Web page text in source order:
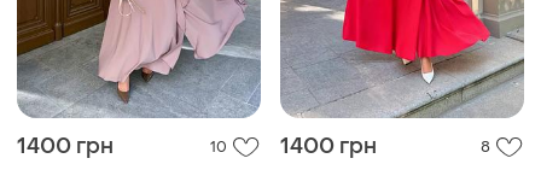
1400 грн 10 1400 грн 8